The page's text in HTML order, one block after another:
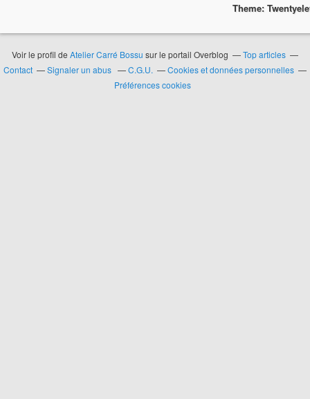
Theme:
Voir le profil de Atelier Carré Bossu sur le portail Overblog
Top articles
Contact
Signaler un abus C.G.U.
Cookies et données personnelles
Préférences cookies